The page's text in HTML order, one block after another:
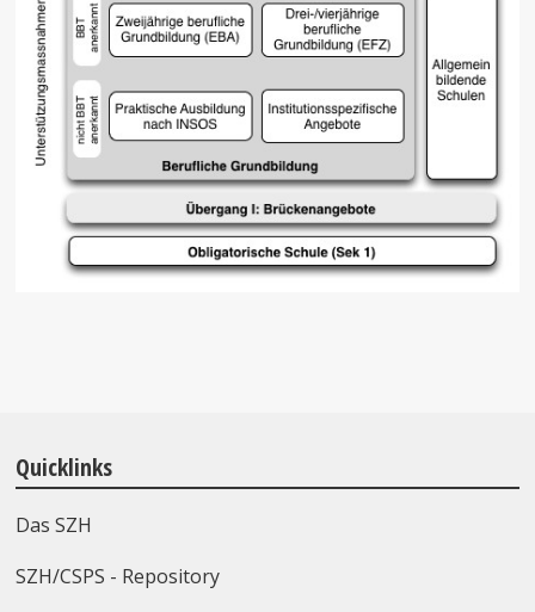
Quicklinks
Das SZH
SZH/CSPS - Repository